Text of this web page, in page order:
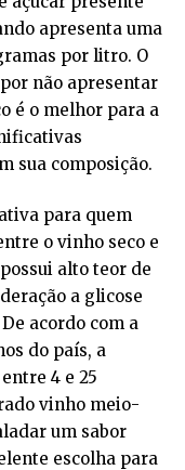
apresenta uma
por litro. O
não apresentar
é o melhor para a
sua composição.
para quem
o vinho seco e
alto teor de
a glicose
acordo com a
do país, a
4 e 25
vinho meio-
um sabor
escolha para